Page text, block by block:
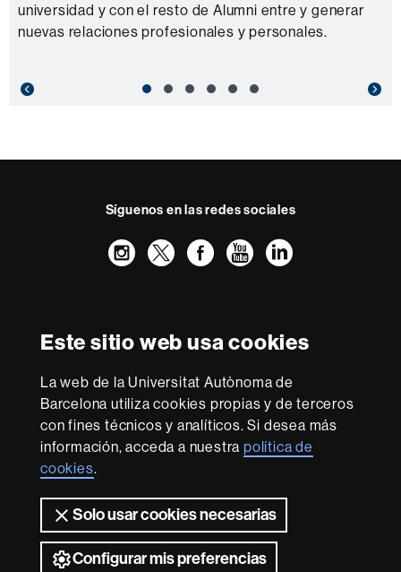
Este sitio web usa cookies
La web de la Universitat Autònoma de
Barcelona utiliza cookies propias y de terceros
con fines técnicos y analíticos. Si desea más
información, acceda a nuestrapolítica de
cookies.
Solo usar cookies necesarias
Configurar mis preferencias
universidad y con el resto de Alumni entre y generar
nuevas relaciones profesionales y personales.
Síguenos en las redes sociales
Instagram
TwitterFacebook
Youtube
LinkedIn
Excellence
Research
-
Euraxess
Con la financiación de
Sobre
esta
web Aviso legal Protección de datos
web Accesibilidad web Mapa del web UAB